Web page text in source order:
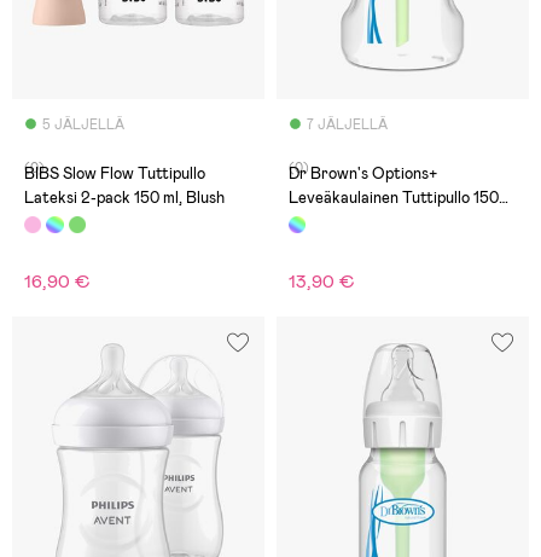
5 JÄLJELLÄ
(0)
BIBS Slow Flow Tuttipullo
Lateksi 2-pack 150 ml, Blush
16,90 €
7 JÄLJELLÄ
(0)
Dr Brown's Options+
Leveäkaulainen Tuttipullo 150
ml
13,90 €